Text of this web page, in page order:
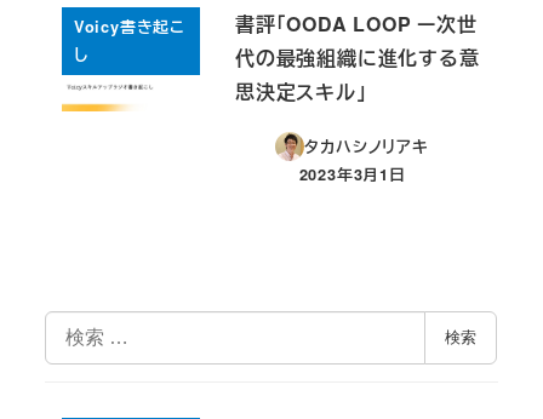
Voicy書き起こ
し
書評「OODA LOOP ー次世
代の最強組織に進化する意
思決定スキル」
タカハシノリアキ
投稿日
2023年3月1日
検
索
検索